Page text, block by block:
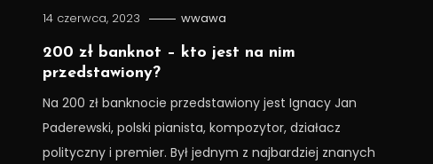
14 czerwca, 2023 wwawa
200 zł banknot – kto jest na nim
przedstawiony?
Na 200 zł banknocie przedstawiony jest Ignacy Jan
Paderewski, polski pianista, kompozytor, działacz
polityczny i premier. Był jednym z najbardziej znanych